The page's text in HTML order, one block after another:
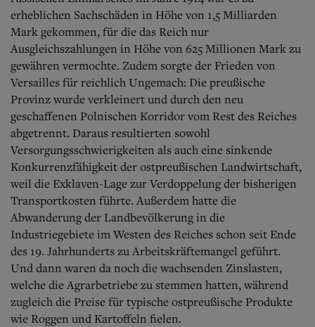
Wer wir sind
Aktuelle Ausgabe
Abonnenten-Login
Abonnent werden
Abo Prämien
Archiv
Mediadaten
Kontakt
Impressum
Datenschutz
erheblichen Sachschäden in Höhe von 1,5 Milliarden
Mark gekommen, für die das Reich nur
Ausgleichszahlungen in Höhe von 625 Millionen Mark zu
gewähren vermochte. Zudem sorgte der Frieden von
Versailles für reichlich Ungemach: Die preußische
Provinz wurde verkleinert und durch den neu
geschaffenen Polnischen Korridor vom Rest des Reiches
abgetrennt. Daraus resultierten sowohl
Versorgungsschwierigkeiten als auch eine sinkende
Konkurrenzfähigkeit der ostpreußischen Landwirtschaft,
weil die Exklaven-Lage zur Verdoppelung der bisherigen
Transportkosten führte. Außerdem hatte die
Abwanderung der Landbevölkerung in die
Industriegebiete im Westen des Reiches schon seit Ende
des 19. Jahrhunderts zu Arbeitskräftemangel geführt.
Und dann waren da noch die wachsenden Zinslasten,
welche die Agrarbetriebe zu stemmen hatten, während
zugleich die Preise für typische ostpreußische Produkte
wie Roggen und Kartoffeln fielen.